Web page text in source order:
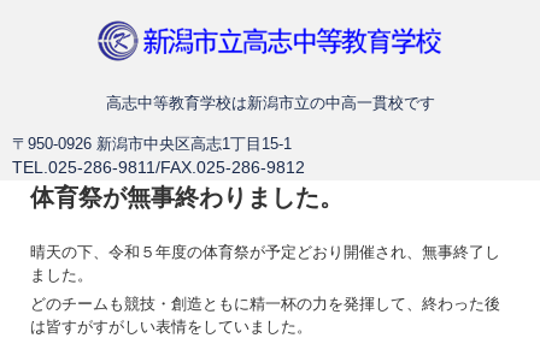
新潟市立高志中等教育学校
高志中等教育学校は新潟市立の中高一貫校です
〒950-0926 新潟市中央区高志1丁目15-1
TEL.025-286-9811/FAX.025-286-9812
体育祭が無事終わりました。
晴天の下、令和５年度の体育祭が予定どおり開催され、無事終了し
ました。
どのチームも競技・創造ともに精一杯の力を発揮して、終わった後
は皆すがすがしい表情をしていました。